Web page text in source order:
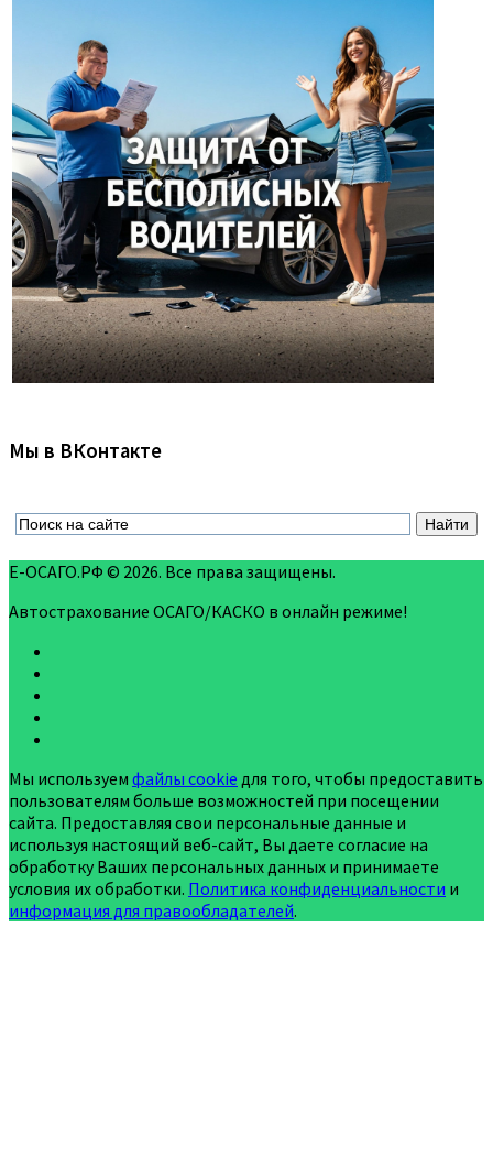
Мы в ВКонтакте
Е-ОСАГО.РФ © 2026. Все права защищены.
Автострахование ОСАГО/КАСКО в онлайн режиме!
Мы используем файлы cookie для того, чтобы предоставить
пользователям больше возможностей при посещении
сайта. Предоставляя свои персональные данные и
используя настоящий веб-сайт, Вы даете согласие на
обработку Ваших персональных данных и принимаете
условия их обработки. Политика конфиденциальности и
информация для правообладателей.